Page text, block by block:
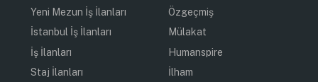
Yeni Mezun İş İlanları
İstanbul İş İlanları
İş İlanları
Staj İlanları
Özgeçmiş
Mülakat
Humanspire
İlham